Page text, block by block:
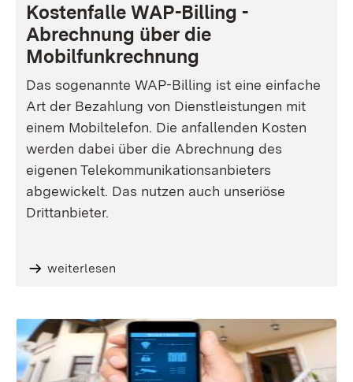
Kostenfalle WAP-Billing -
Abrechnung über die
Mobilfunkrechnung
Das sogenannte WAP-Billing ist eine einfache
Art der Bezahlung von Dienstleistungen mit
einem Mobiltelefon. Die anfallenden Kosten
werden dabei über die Abrechnung des
eigenen Telekommunikationsanbieters
abgewickelt. Das nutzen auch unseriöse
Drittanbieter.
weiterlesen